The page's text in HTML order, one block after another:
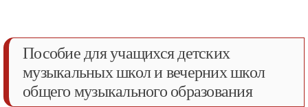
Пособие для учащихся детских
музыкальных школ и вечерних школ
общего музыкального образования